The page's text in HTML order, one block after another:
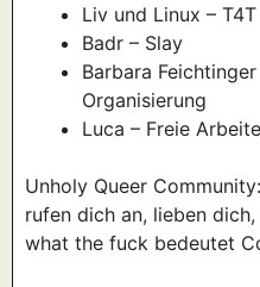
Liv und Linux – T4T
Badr – Slay
Barbara
Organisierung
Luca – Freie
Unholy Queer
rufen dich an, lieben
what the fuck bedeutet